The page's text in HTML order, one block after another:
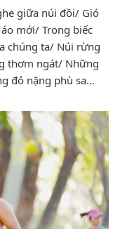
giữa núi đồi/ Gió
mới/ Trong biếc
chúng ta/ Núi rừng
thơm ngát/ Những
đỏ nặng phù sa…